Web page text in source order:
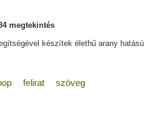
megtekintés
készítek élethű arany hatású
felirat szöveg